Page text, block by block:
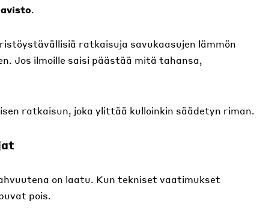
.
ratkaisuja savukaasujen lämmön
Jos ilmoille saisi päästää mitä tahansa,
ratkaisun, joka ylittää kulloinkin säädetyn riman.
on laatu. Kun tekniset vaatimukset
pois.